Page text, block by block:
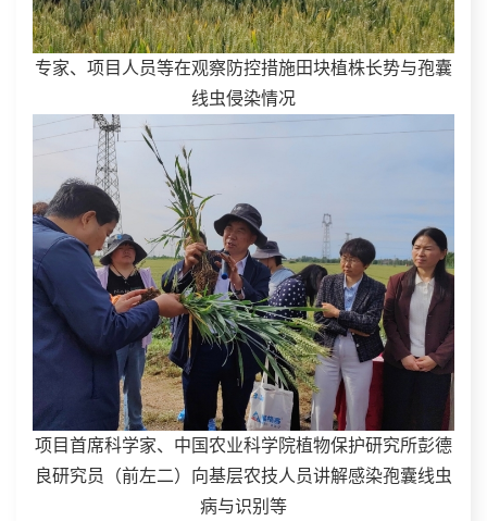
专家、项目人员等在观察防控措施田块植株长势与孢囊
线虫侵染情况
项目首席科学家、中国农业科学院植物保护研究所彭德
良研究员（前左二）向基层农技人员讲解感染孢囊线虫
病与识别等